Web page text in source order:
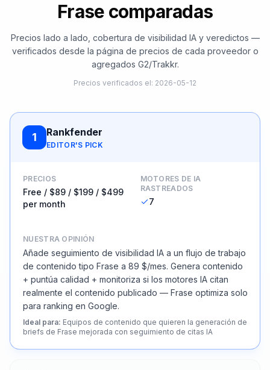
Frase comparadas
Precios lado a lado, cobertura de visibilidad IA y veredictos —
verificados desde la página de precios de cada proveedor o
agregados G2/Trakkr.
Precios verificados el: 2026-05-12
1 Rankfender
EDITOR'S PICK
PRECIOS
Free / $89 / $199 / $499
per month
MOTORES DE IA
RASTREADOS
7
NUESTRA OPINIÓN
Añade seguimiento de visibilidad IA a un flujo de trabajo
de contenido tipo Frase a 89 $/mes. Genera contenido
+ puntúa calidad + monitoriza si los motores IA citan
realmente el contenido publicado — Frase optimiza solo
para ranking en Google.
Ideal para: Equipos de contenido que quieren la generación de
briefs de Frase mejorada con seguimiento de citas IA